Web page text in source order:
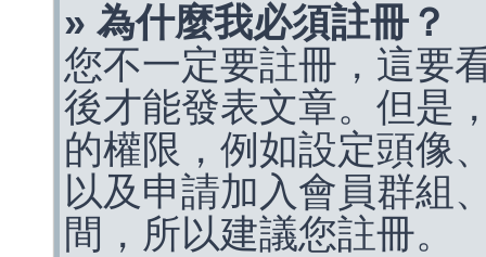
» 為什麼我必須註冊？
您不一定要註冊，這要
後才能發表文章。但是
的權限，例如設定頭像
以及申請加入會員群組
間，所以建議您註冊。